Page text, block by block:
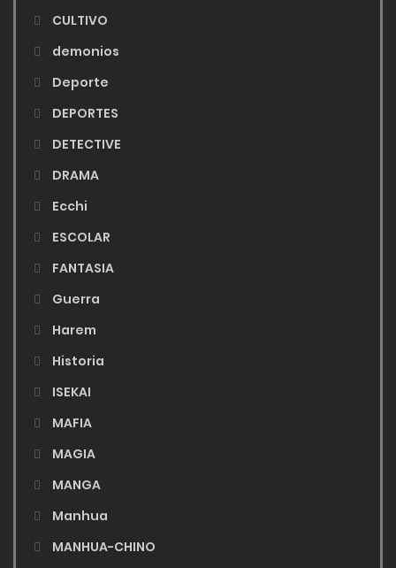
CULTIVO
demonios
Deporte
DEPORTES
DETECTIVE
DRAMA
Ecchi
ESCOLAR
FANTASIA
Guerra
Harem
Historia
ISEKAI
MAFIA
MAGIA
MANGA
Manhua
MANHUA-CHINO